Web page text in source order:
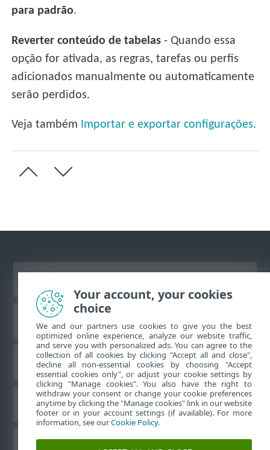
para padrão.
Reverter conteúdo de tabelas - Quando essa
opção for ativada, as regras, tarefas ou perfis
adicionados manualmente ou automaticamente
serão perdidos.
Veja também Importar e exportar configurações.
Base de conhecimento da ESET
Fórum ESET
Suporte regional
Your account, your cookies
choice
We and our partners use cookies to give you the best
optimized online experience, analyze our website traffic,
and serve you with personalized ads. You can agree to the
collection of all cookies by clicking "Accept all and close",
decline all non-essential cookies by choosing "Accept
essential cookies only", or adjust your cookie settings by
clicking "Manage cookies". You also have the right to
withdraw your consent or change your cookie preferences
anytime by clicking the "Manage cookies" link in our website
footer or in your account settings (if available). For more
information, see ourCookie Policy.